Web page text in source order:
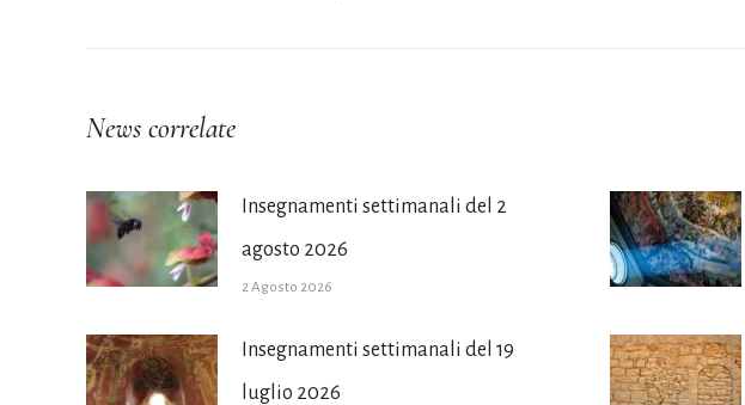
News correlate
Insegnamenti settimanali del 2
agosto 2026
2 Agosto 2026
Insegnamenti settimanali del 19
luglio 2026